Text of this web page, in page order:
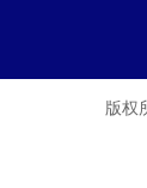
版权